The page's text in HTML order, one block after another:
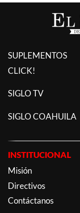
SUPLEMENTOS
CLICK!
SIGLO TV
SIGLO COAHUILA
INSTITUCIONAL
Misión
Directivos
Contáctanos